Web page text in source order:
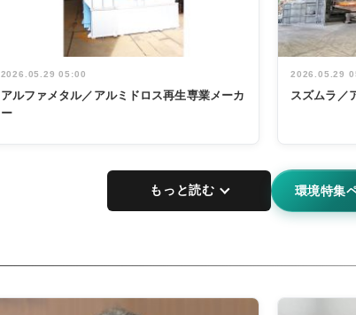
2026.05.29 05:00
アルファメタル／アルミドロス再生専業メーカ
ー
2026.05.29
スズムラ／
もっと読む 環境特集